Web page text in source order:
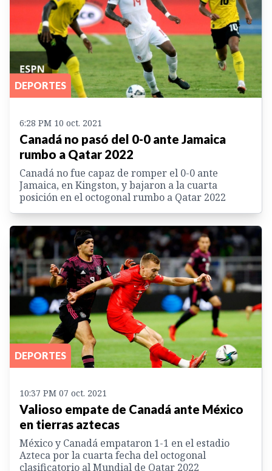
DEPORTES
6:28 PM 10 oct. 2021
Canadá no pasó del 0-0 ante Jamaica
rumbo a Qatar 2022
Canadá no fue capaz de romper el 0-0 ante
Jamaica, en Kingston, y bajaron a la cuarta
posición en el octogonal rumbo a Qatar 2022
DEPORTES
10:37 PM 07 oct. 2021
Valioso empate de Canadá ante México
en tierras aztecas
México y Canadá empataron 1-1 en el estadio
Azteca por la cuarta fecha del octogonal
clasificatorio al Mundial de Qatar 2022